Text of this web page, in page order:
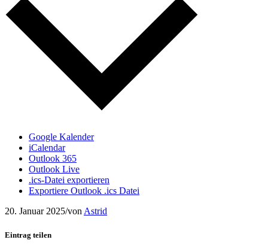
Google Kalender
iCalendar
Outlook 365
Outlook Live
.ics-Datei exportieren
Exportiere Outlook .ics Datei
20. Januar 2025/vonAstrid
Eintrag teilen